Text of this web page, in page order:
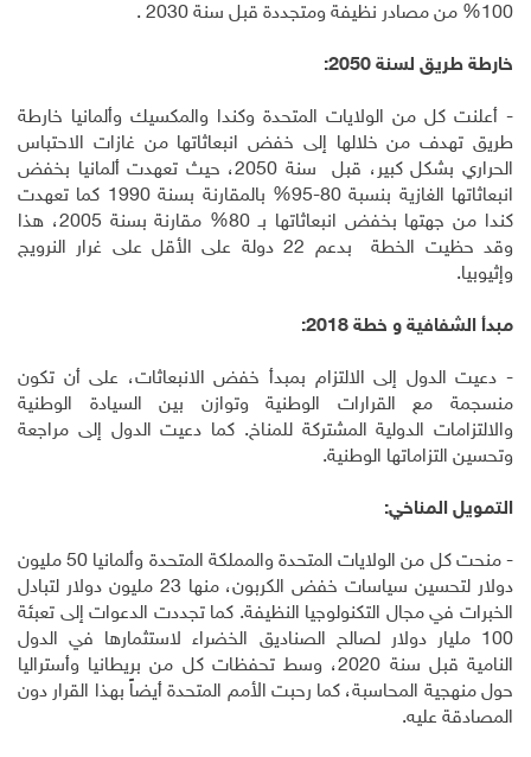
100% من مصادر نظيفة ومتجددة قبل سنة 2030 .
خارطة طريق لسنة 2050:
- أعلنت كل من الولايات المتحدة وكندا والمكسيك وألمانيا خارطة
طريق تهدف من خلالها إلى خفض انبعاثاتها من غازات الاحتباس
الحراري بشكل كبير، قبل سنة 2050، حيث تعهدت ألمانيا بخفض
انبعاثاتها الغازية بنسبة 80-95% بالمقارنة بسنة 1990 كما تعهدت
كندا من جهتها بخفض انبعاثاتها بـ 80% مقارنة بسنة 2005، هذا
وقد حظيت الخطة بدعم 22 دولة على الأقل على غرار النرويج
وإثيوبيا.
مبدأ الشفافية و خطة 2018:
- دعيت الدول إلى الالتزام بمبدأ خفض الانبعاثات، على أن تكون
منسجمة مع القرارات الوطنية وتوازن بين السيادة الوطنية
والالتزامات الدولية المشتركة للمناخ. كما دعيت الدول إلى مراجعة
وتحسين التزاماتها الوطنية.
التمويل المناخي:
- منحت كل من الولايات المتحدة والمملكة المتحدة وألمانيا 50 مليون
دولار لتحسين سياسات خفض الكربون، منها 23 مليون دولار لتبادل
الخبرات في مجال التكنولوجيا النظيفة. كما تجددت الدعوات إلى تعبئة
100 مليار دولار لصالح الصناديق الخضراء لاستثمارها في الدول
النامية قبل سنة 2020، وسط تحفظات كل من بريطانيا وأستراليا
حول منهجية المحاسبة، كما رحبت الأمم المتحدة أيضاً بهذا القرار دون
المصادقة عليه.